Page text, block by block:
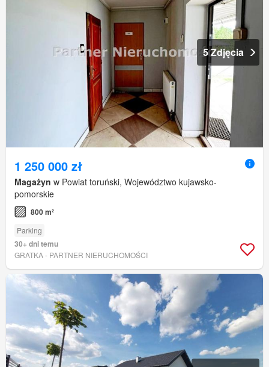
5 Zdjęcia
1 250 000 zł
Magażyn w Powiat toruński, Województwo kujawsko-
pomorskie
800 m²
Parking
30+ dni temu
GRATKA - PARTNER NIERUCHOMOŚCI